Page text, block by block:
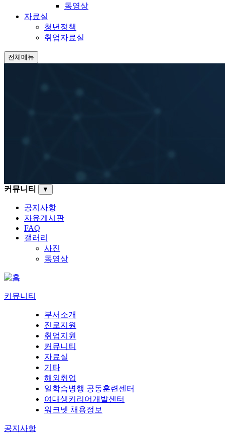
동영상
자료실
청년정책
취업자료실
전체메뉴
커뮤니티 ▼
공지사항
자유게시판
FAQ
갤러리
사진
동영상
커뮤니티
부서소개
진로지원
취업지원
커뮤니티
자료실
기타
해외취업
일학습병행 공동훈련센터
여대생커리어개발센터
워크넷 채용정보
공지사항